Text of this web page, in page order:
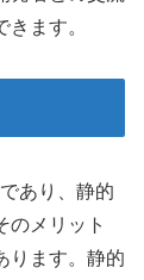
ます。
あり、静的
のメリット
ります。静的